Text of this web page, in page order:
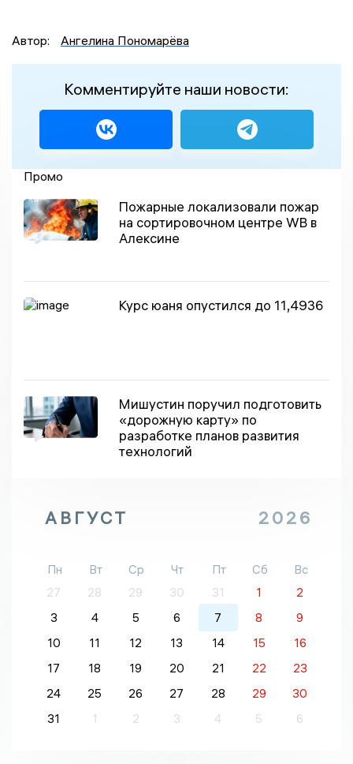
Автор: Ангелина Пономарёва
Комментируйте наши новости:
Промо
Пожарные локализовали пожар
на сортировочном центре WB в
Алексине
Курс юаня опустился до 11,4936
Мишустин поручил подготовить
«дорожную карту» по
разработке планов развития
технологий
АВГУСТ 2026
Пн Вт Ср Чт Пт Сб
Вс
27
28 29 30 31 1
2
3
4 5 6 7 8
9
10
11 12 13 14 15
16
17
18 19 20 21 22
23
24
25 26 27 28 29
30
31
1 2 3 4 5 6